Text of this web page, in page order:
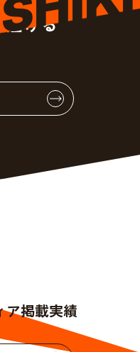
届ける
ア掲載実績